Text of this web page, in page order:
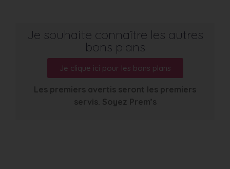
Je souhaite connaître les autres
bons plans
Je clique ici pour les bons plans
Les premiers avertis seront les premiers
servis. Soyez Prem’s